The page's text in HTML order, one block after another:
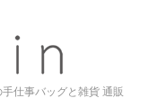
仕事バッグと雑貨 通販